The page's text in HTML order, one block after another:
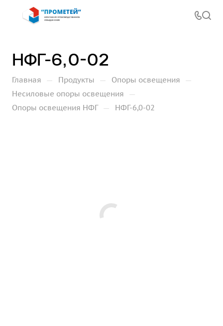
НФГ-6,0-02
Главная — Продукты — Опоры освещения —
Несиловые опоры освещения —
Опоры освещения НФГ — НФГ-6,0-02